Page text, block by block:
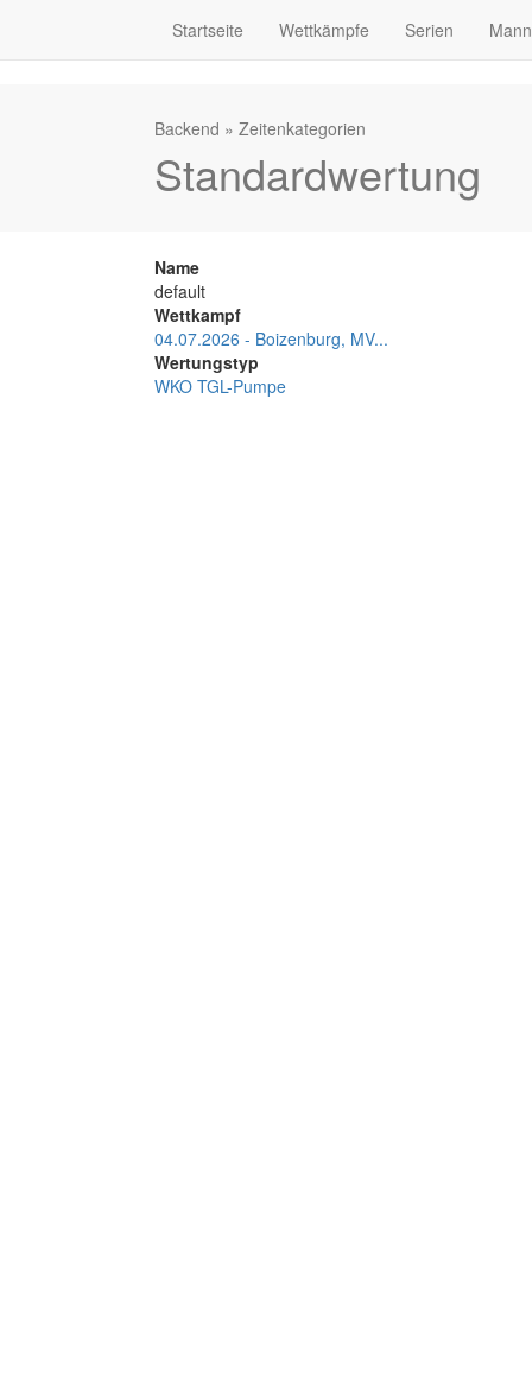
Startseite Wettkämpfe Serien
Backend » Zeitenkategorien
Standardwertung
Name
default
Wettkampf
04.07.2026 - Boizenburg, MV...
Wertungstyp
WKO TGL-Pumpe